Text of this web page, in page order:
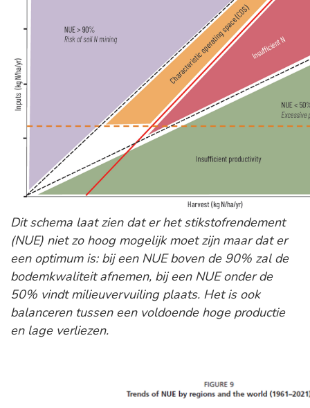
Dit schema laat zien dat er het stikstofrendement
(NUE) niet zo hoog mogelijk moet zijn maar dat er
een optimum is: bij een NUE boven de 90% zal de
bodemkwaliteit afnemen, bij een NUE onder de
50% vindt milieuvervuiling plaats. Het is ook
balanceren tussen een voldoende hoge productie
en lage verliezen.